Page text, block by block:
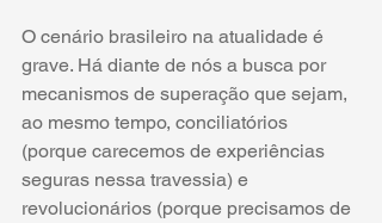
O cenário brasileiro na atualidade é
grave. Há diante de nós a busca por
mecanismos de superação que sejam,
ao mesmo tempo, conciliatórios
(porque carecemos de experiências
seguras nessa travessia) e
revolucionários (porque precisamos de